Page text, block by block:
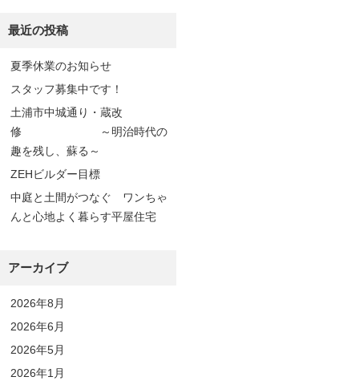
最近の投稿
夏季休業のお知らせ
スタッフ募集中です！
土浦市中城通り・蔵改
修 ～明治時代の
趣を残し、蘇る～
ZEHビルダー目標
中庭と土間がつなぐ ワンちゃ
んと心地よく暮らす平屋住宅
アーカイブ
2026年8月
2026年6月
2026年5月
2026年1月